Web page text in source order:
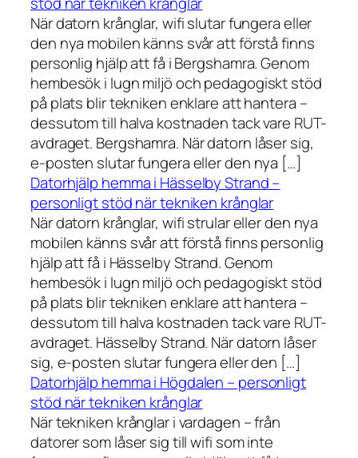
När datorn krånglar, wifi slutar fungera eller
den nya mobilen känns svår att förstå finns
personlig hjälp att få i Bergshamra. Genom
hembesök i lugn miljö och pedagogiskt stöd
på plats blir tekniken enklare att hantera –
dessutom till halva kostnaden tack vare RUT-
avdraget. Bergshamra. När datorn låser sig,
e-posten slutar fungera eller den nya […]
Datorhjälp hemma i Hässelby Strand –
personligt stöd när tekniken krånglar
När datorn krånglar, wifi strular eller den nya
mobilen känns svår att förstå finns personlig
hjälp att få i Hässelby Strand. Genom
hembesök i lugn miljö och pedagogiskt stöd
på plats blir tekniken enklare att hantera –
dessutom till halva kostnaden tack vare RUT-
avdraget. Hässelby Strand. När datorn låser
sig, e-posten slutar fungera eller den […]
Datorhjälp hemma i Högdalen – personligt
stöd när tekniken krånglar
När tekniken krånglar i vardagen – från
datorer som låser sig till wifi som inte